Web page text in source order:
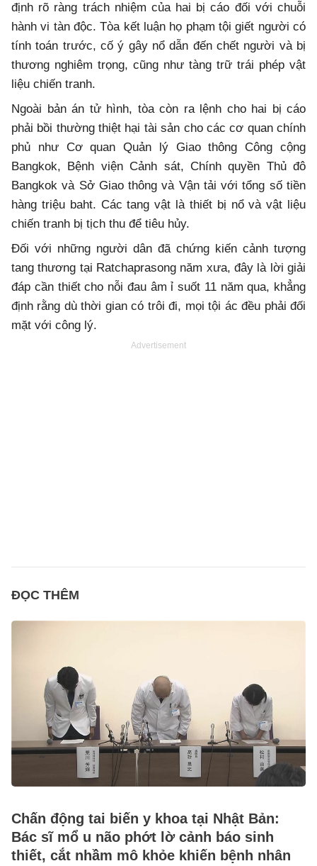
định rõ ràng trách nhiệm của hai bị cáo đối với chuỗi
hành vi tàn độc. Tòa kết luận họ phạm tội giết người có
tính toán trước, cố ý gây nổ dẫn đến chết người và bị
thương nghiêm trọng, cũng như tàng trữ trái phép vật
liệu chiến tranh.
Ngoài bản án tử hình, tòa còn ra lệnh cho hai bị cáo
phải bồi thường thiệt hại tài sản cho các cơ quan chính
phủ như Cơ quan Quản lý Giao thông Công cộng
Bangkok, Bệnh viện Cảnh sát, Chính quyền Thủ đô
Bangkok và Sở Giao thông và Vận tải với tổng số tiền
hàng triệu baht. Các tang vật là thiết bị nổ và vật liệu
chiến tranh bị tịch thu để tiêu hủy.
Đối với những người dân đã chứng kiến cảnh tượng
tang thương tại Ratchaprasong năm xưa, đây là lời giải
đáp cần thiết cho nỗi đau âm ỉ suốt 11 năm qua, khẳng
định rằng dù thời gian có trôi đi, mọi tội ác đều phải đối
mặt với công lý.
Advertisement
ĐỌC THÊM
Chấn động tai biến y khoa tại Nhật Bản:
Bác sĩ mổ u não phớt lờ cảnh báo sinh
thiết, cắt nhầm mô khỏe khiến bệnh nhân